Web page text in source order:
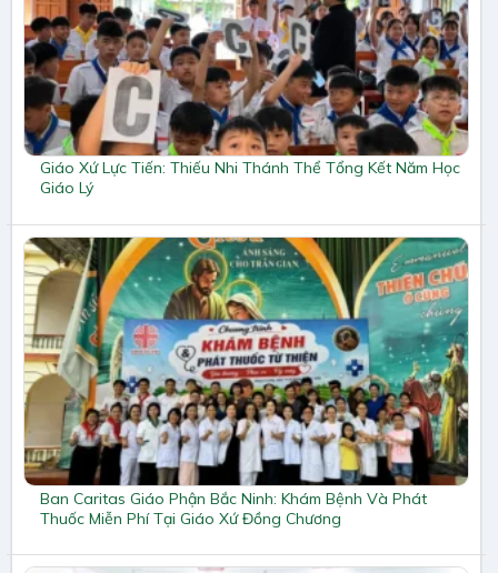
Giáo Xứ Lực Tiến: Thiếu Nhi Thánh Thể Tổng Kết Năm Học
Giáo Lý
Ban Caritas Giáo Phận Bắc Ninh: Khám Bệnh Và Phát
Thuốc Miễn Phí Tại Giáo Xứ Đồng Chương